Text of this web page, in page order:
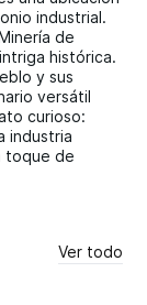
industrial.
de
histórica.
y sus
versátil
curioso:
industria
toque de
Ver todo